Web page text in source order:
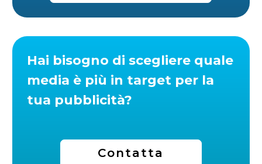
Hai bisogno di scegliere quale
media è più in target per la
tua pubblicità?
Contatta